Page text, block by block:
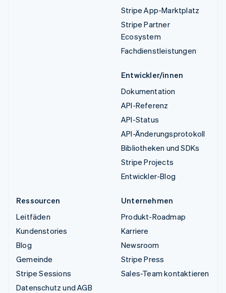
Stripe App-Marktplatz
Stripe Partner
Ecosystem
Fachdienstleistungen
Entwickler/innen
Dokumentation
API-Referenz
API-Status
API-Änderungsprotokoll
Bibliotheken und SDKs
Stripe Projects
Entwickler-Blog
Ressourcen
Leitfäden
Kundenstories
Blog
Gemeinde
Stripe Sessions
Datenschutz und AGB
Unternehmen
Produkt-Roadmap
Karriere
Newsroom
Stripe Press
Sales-Team kontaktieren